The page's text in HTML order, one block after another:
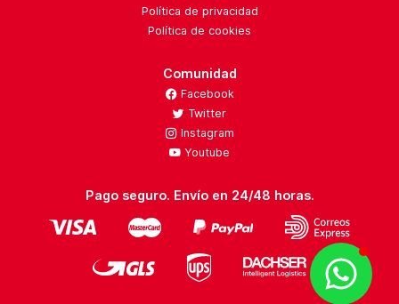
Política de privacidad
Política de cookies
Comunidad
Facebook
Twitter
Instagram
Youtube
Pago seguro. Envío en 24/48 horas.